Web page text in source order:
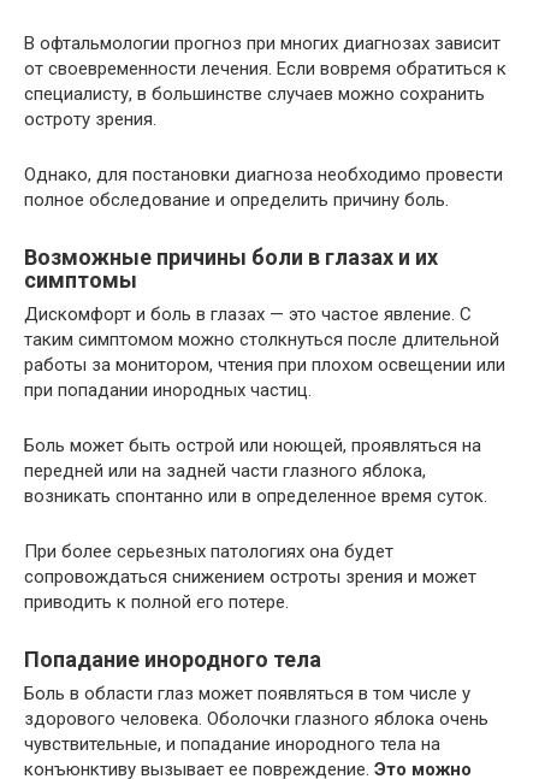
В офтальмологии прогноз при многих диагнозах зависит
от своевременности лечения. Если вовремя обратиться к
специалисту, в большинстве случаев можно сохранить
остроту зрения.
Однако, для постановки диагноза необходимо провести
полное обследование и определить причину боль.
Возможные причины боли в глазах и их
симптомы
Дискомфорт и боль в глазах — это частое явление. С
таким симптомом можно столкнуться после длительной
работы за монитором, чтения при плохом освещении или
при попадании инородных частиц.
Боль может быть острой или ноющей, проявляться на
передней или на задней части глазного яблока,
возникать спонтанно или в определенное время суток.
При более серьезных патологиях она будет
сопровождаться снижением остроты зрения и может
приводить к полной его потере.
Попадание инородного тела
Боль в области глаз может появляться в том числе у
здорового человека. Оболочки глазного яблока очень
чувствительные, и попадание инородного тела на
конъюнктиву вызывает ее повреждение. Это можно